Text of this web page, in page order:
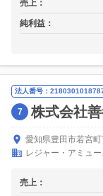
売上：
純利益：
法人番号：
7 株式会社
愛知県豊田市若宮
レジャー・アミュ
売上：